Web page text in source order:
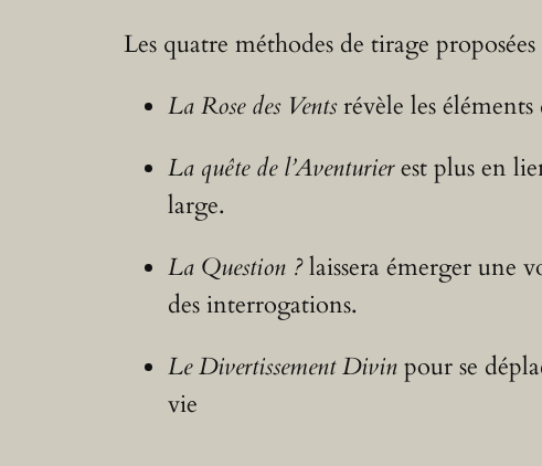
Les quatre méthodes de tirage
La Rose des Ventsrévèle les
La quête de l’Aventurierest plus en
large.
La Question ?laissera émerger une
des interrogations.
Le Divertissement Divin pour se
vie